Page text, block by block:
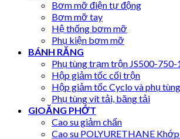
Bơm mỡ điện tự động
Bơm mỡ tay
Hệ thống bơm mỡ
Phụ kiện bơm mỡ
BÁNH RĂNG
Phụ tùng trạm trộn JS500-
Hộp giảm tốc cối trộn
Hộp giảm tốc Cyclo và phụ tùng
Phụ tùng vít tải, băng tải
GIOĂNG PHỚT
Cao su giảm chấn
Cao su POLYURETHANE